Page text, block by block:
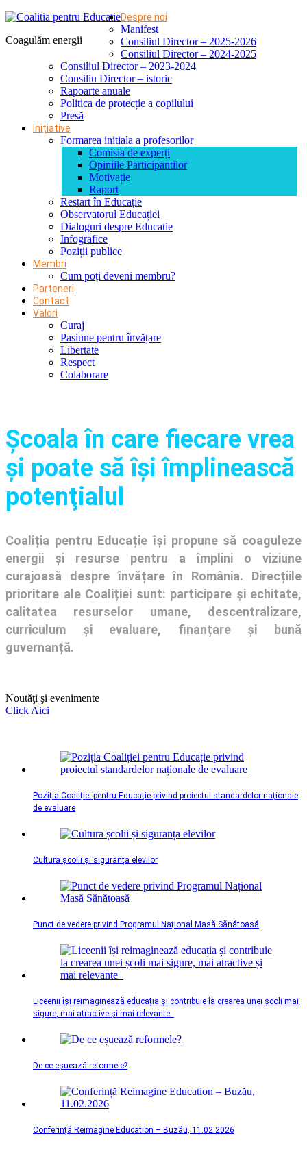
Coagulăm energii
Despre noi
Manifest
Consiliul Director – 2025-2026
Consiliul Director – 2024-2025
Consiliul Director – 2023-2024
Consiliu Director – istoric
Rapoarte anuale
Politica de protecție a copilului
Presă
Inițiative
Formarea initiala a profesorilor
Comisia de experți
Opiniile Participantilor
Motivație
Raport
Restart în Educație
Observatorul Educației
Dialoguri despre Educatie
Infografice
Poziții publice
Membri
Cum poți deveni membru?
Parteneri
Contact
Valori
Curaj
Pasiune pentru învățare
Libertate
Respect
Colaborare
Şcoala în care fiecare vrea
și poate să își împlinească
potenţialul
Coaliția pentru Educație își propune să coaguleze
energii și resurse pentru a împlini o viziune
curajoasă despre învățare în România. Direcțiile
prioritare ale Coaliției sunt: participare și echitate,
calitatea resurselor umane, descentralizare,
curriculum și evaluare, finanțare și bună
guvernanță.
Noutăţi şi evenimente
Click Aici
Poziția Coaliției pentru Educație privind proiectul standardelor naționale
de evaluare
Cultura școlii și siguranța elevilor
Punct de vedere privind Programul Național Masă Sănătoasă
Liceenii își reimaginează educația și contribuie la crearea unei școli mai
sigure, mai atractive și mai relevante
De ce eșuează reformele?
Conferință Reimagine Education – Buzău, 11.02.2026